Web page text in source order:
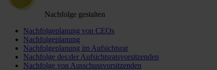
Nachfolge gestalten
Nachfolgeplanung von CEOs
Nachfolgeplanung
Nachfolgeplanung im Aufsichtsrat
Nachfolge des:der Aufsichtsratsvorsitzenden
Nachfolge von Ausschussvorsitzenden